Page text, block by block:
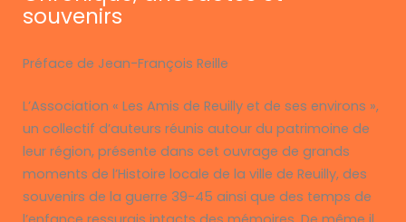
souvenirs
Préface de Jean-François Reille
L’Association « Les Amis de Reuilly et de ses environs »,
un collectif d’auteurs réunis autour du patrimoine de
leur région, présente dans cet ouvrage de grands
moments de l’Histoire locale de la ville de Reuilly, des
souvenirs de la guerre 39-45 ainsi que des temps de